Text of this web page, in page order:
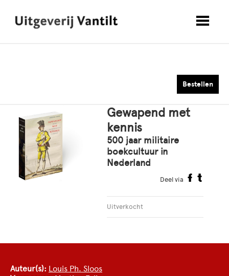
Bestellen
Gewapend met
kennis
500 jaar militaire
boekcultuur in
Nederland
Deel via
Uitverkocht
Auteur(s): Louis Ph. Sloos